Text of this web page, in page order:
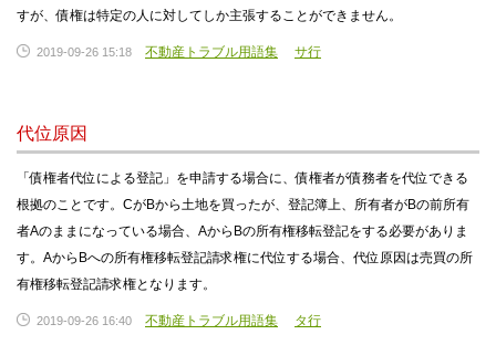
すが、債権は特定の人に対してしか主張することができません。
2019-09-26 15:18 不動産トラブル用語集 サ行
代位原因
「債権者代位による登記」を申請する場合に、債権者が債務者を代位できる
根拠のことです。CがBから土地を買ったが、登記簿上、所有者がBの前所有
者Aのままになっている場合、AからBの所有権移転登記をする必要がありま
す。AからBへの所有権移転登記請求権に代位する場合、代位原因は売買の所
有権移転登記請求権となります。
2019-09-26 16:40 不動産トラブル用語集 タ行